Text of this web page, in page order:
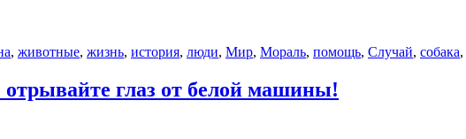
, животные, жизнь, история, люди, Мир, Мораль, помощь, Случай, собака,
отрывайте глаз от белой машины!